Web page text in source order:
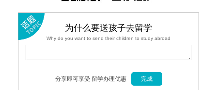
为什么要送孩子去留学
Why do you want to send their children to study abroad
分享即可享受 留学办理优惠